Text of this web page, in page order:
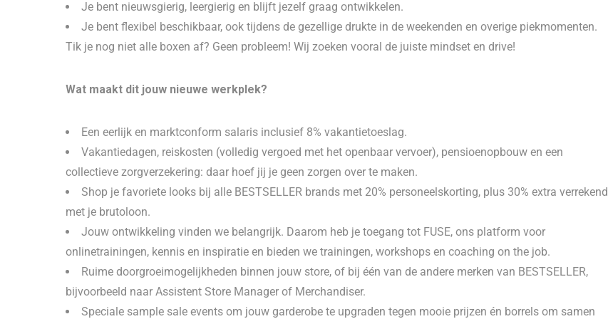
Je bent nieuwsgierig, leergierig en blijft jezelf graag ontwikkelen.
Je bent flexibel beschikbaar, ook tijdens de gezellige drukte in de weekenden en overige piekmomenten.
Tik je nog niet alle boxen af? Geen probleem! Wij zoeken vooral de juiste mindset en drive!
Wat maakt dit jouw nieuwe werkplek?
Een eerlijk en marktconform salaris inclusief 8% vakantietoeslag.
Vakantiedagen, reiskosten (volledig vergoed met het openbaar vervoer), pensioenopbouw en een
collectieve zorgverzekering: daar hoef jij je geen zorgen over te maken.
Shop je favoriete looks bij alle BESTSELLER brands met 20% personeelskorting, plus 30% extra verrekend
met je brutoloon.
Jouw ontwikkeling vinden we belangrijk. Daarom heb je toegang tot FUSE, ons platform voor
onlinetrainingen, kennis en inspiratie en bieden we trainingen, workshops en coaching on the job.
Ruime doorgroeimogelijkheden binnen jouw store, of bij één van de andere merken van BESTSELLER,
bijvoorbeeld naar Assistent Store Manager of Merchandiser.
Speciale sample sale events om jouw garderobe te upgraden tegen mooie prijzen én borrels om samen